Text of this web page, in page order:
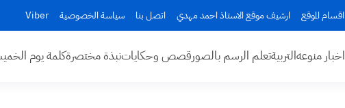
اقسام الموقع ارشيف موقع الاستاذ احمد مهدي اتصل بنا سياسة الخصوصية Viber
اخبار منوعهالتربيةتعلم الرسم بالصورقصص وحكاياتنبذة مختصرةكلمة يوم